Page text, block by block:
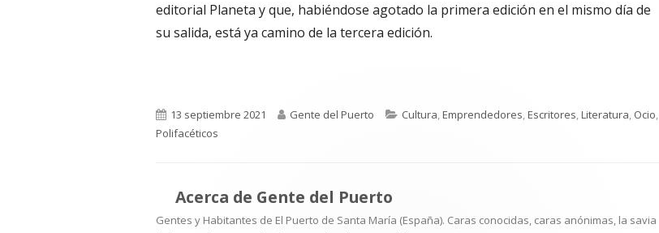
editorial Planeta y que, habiéndose agotado la primera edición en el mismo día de
su salida, está ya camino de la tercera edición.
Publicado
el
13 septiembre 2021 Autor
Gente del Puerto Categorías
Cultura,Emprendedores,Escritores,Literatura, Ocio,
Polifacéticos
Acerca de Gente del Puerto
Gentes y Habitantes de El Puerto de Santa María (España). Caras conocidas, caras anónimas, la savia